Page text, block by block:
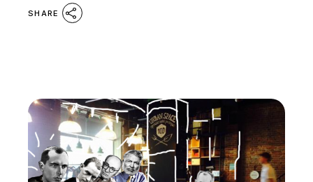
SHARE